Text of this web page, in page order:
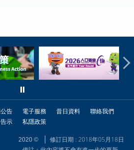
告 電子服務 昔日資料
聯絡我們
示 私隱政策
2020 ©
修訂日期 : 2018年05月18日